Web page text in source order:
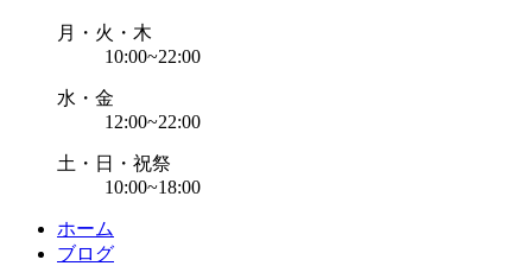
月・火・木
10:00~22:00
水・金
12:00~22:00
土・日・祝祭
10:00~18:00
ホーム
ブログ